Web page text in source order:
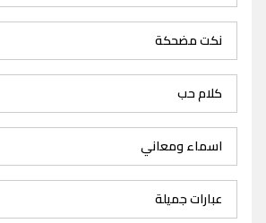
نكت مضحكة
كلام حب
اسماء ومعاني
عبارات جميلة